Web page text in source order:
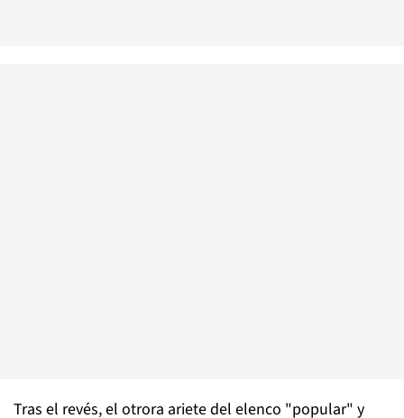
Tras el revés, el otrora ariete del elenco "popular" y